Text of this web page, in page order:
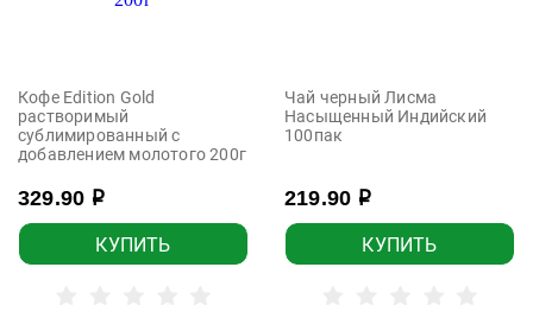
Кофе Edition Gold
растворимый
сублимированный с
добавлением молотого 200г
329.90 р
КУПИТЬ
Чай черный Лисма
Насыщенный Индийский
100пак
219.90 р
КУПИТЬ